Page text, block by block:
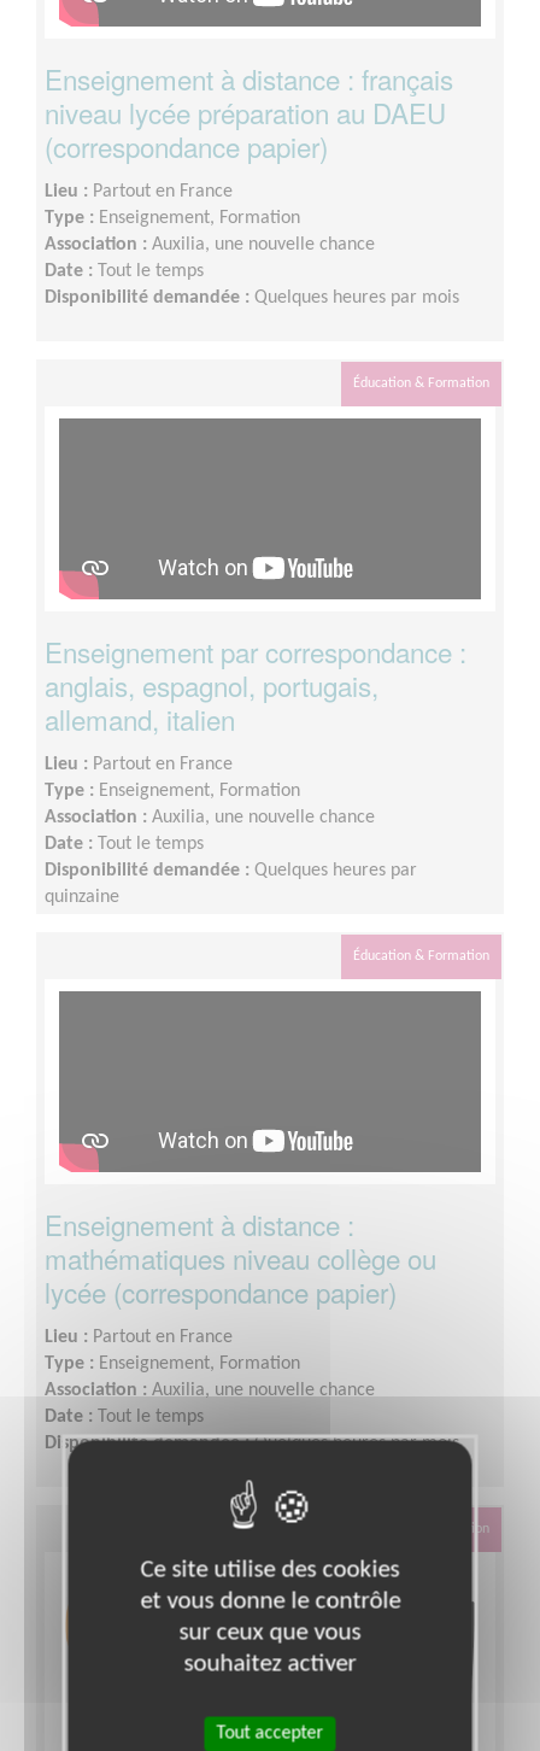
Enseignement à distance : français
niveau lycée préparation au DAEU
(correspondance papier)
Lieu : Partout en France
Type : Enseignement, Formation
Association : Auxilia, une nouvelle chance
Date :
Tout le temps
Disponibilité demandée : Quelques heures par mois
Éducation & Formation
Enseignement par correspondance :
anglais, espagnol, portugais,
allemand, italien
Lieu : Partout en France
Type : Enseignement, Formation
Association : Auxilia, une nouvelle chance
Date :
Tout le temps
Disponibilité demandée : Quelques heures par
quinzaine
Éducation & Formation
Enseignement à distance :
mathématiques niveau collège ou
lycée (correspondance papier)
Lieu : Partout en France
Type : Enseignement, Formation
Association : Auxilia, une nouvelle chance
Date :
Tout le temps
Disponibilité demandée :Quelques heures par mois
Éducation & Formation
Ce site utilise des cookies
et vous donne le contrôle
sur ceux que vous
souhaitez activer
Tout accepter